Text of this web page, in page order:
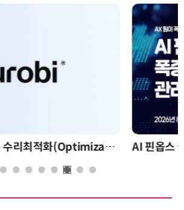
나: 폭증하는 AI 토큰 비용 관리 전략